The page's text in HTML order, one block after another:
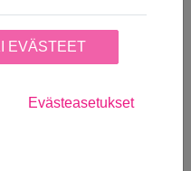
EVÄSTEET
Evästeasetukset